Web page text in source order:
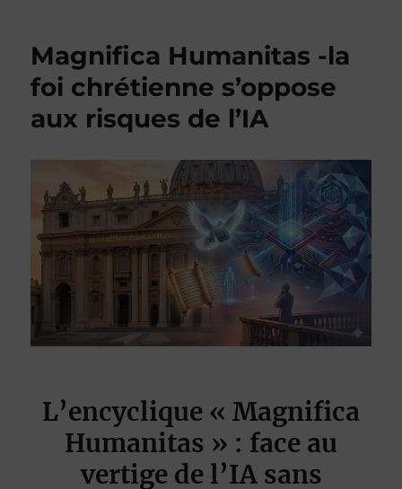
Magnifica Humanitas -la
foi chrétienne s’oppose
aux risques de l’IA
L’encyclique « Magnifica
Humanitas » : face au
vertige de l’IA sans